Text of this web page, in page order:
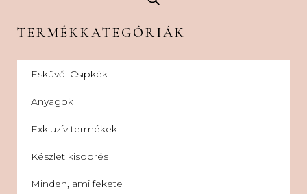
TERMÉKKATEGÓRIÁK
Esküvői Csipkék
Anyagok
Exkluzív termékek
Készlet kisöprés
Minden, ami fekete